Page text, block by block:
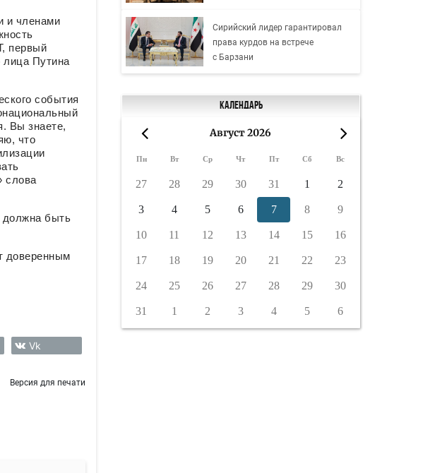
и членами
первый
лица Путина
события
Вы знаете,
что
слова
должна быть
доверенным
Vk
Версия для печати
Сирийский лидер гарантировал
права курдов на встрече
с Барзани
Календарь
Август 2026
Пн Вт Ср Чт Пт Сб Вс
27 28 29 30 31 1 2
3 4 5 6 7 8 9
10 11 12 13 14 15 16
17 18 19 20 21 22 23
24 25 26 27 28 29 30
31 1 2 3 4 5 6